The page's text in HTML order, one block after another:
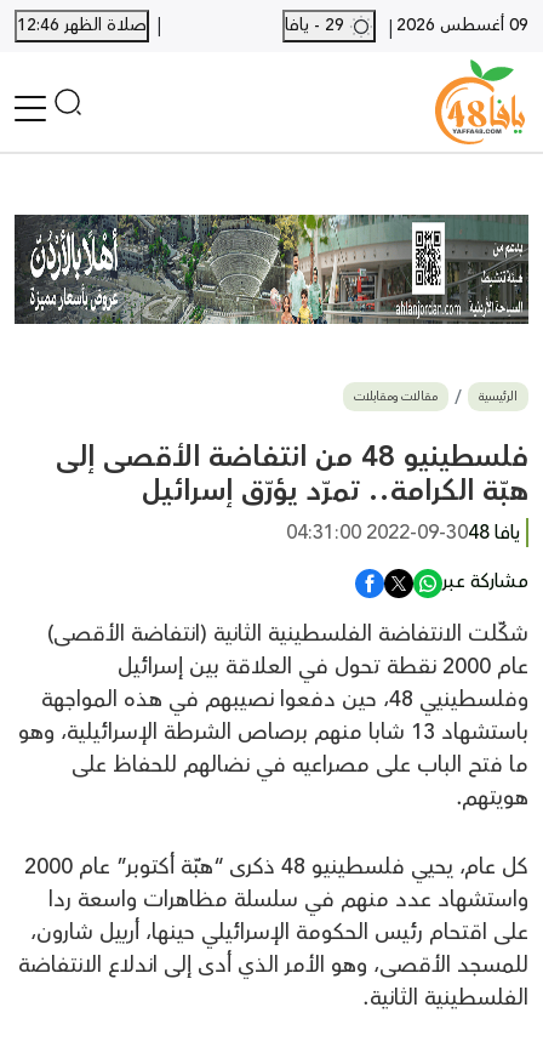
09 أغسطس 2026 |
| صلاة الظهر 12:46
أخبار محلية
أخبار يافا
SHORTS
أخبار اللد والرملة
بيع وشراء
أخبار القدس
وفيات
المزيد
ارسل خبر
الرئيسية مقالات ومقابلات
فلسطينيو 48 من انتفاضة الأقصى إلى
هبّة الكرامة.. تمرّد يؤرّق إسرائيل
يافا 48
2022-09-30 04:31:00
مشاركة عبر
شكّلت الانتفاضة الفلسطينية الثانية (انتفاضة الأقصى)
عام 2000 نقطة تحول في العلاقة بين إسرائيل
وفلسطينيي 48، حين دفعوا نصيبهم في هذه المواجهة
باستشهاد 13 شابا منهم برصاص الشرطة الإسرائيلية، وهو
ما فتح الباب على مصراعيه في نضالهم للحفاظ على
هويتهم.
كل عام، يحيي فلسطينيو 48 ذكرى “هبّة أكتوبر” عام 2000
واستشهاد عدد منهم في سلسلة مظاهرات واسعة ردا
على اقتحام رئيس الحكومة الإسرائيلي حينها، أرييل شارون،
للمسجد الأقصى، وهو الأمر الذي أدى إلى اندلاع الانتفاضة
الفلسطينية الثانية.